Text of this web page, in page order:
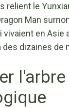
relient le
Man
vivaient en Asie
des dizaines de
l'arbre